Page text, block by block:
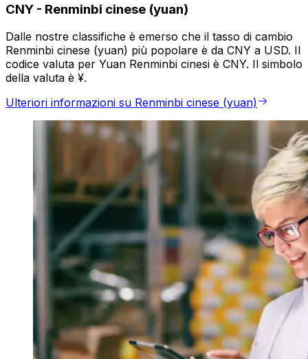
CNY - Renminbi cinese (yuan)
Dalle nostre classifiche è emerso che il tasso di cambio
Renminbi cinese (yuan) più popolare è da CNY a USD. Il
codice valuta per Yuan Renminbi cinesi è CNY. Il simbolo
della valuta è ¥.
Ulteriori informazioni su Renminbi cinese (yuan)